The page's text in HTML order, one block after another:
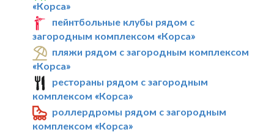
«Корса»
пейнтбольные клубы рядом с
загородным комплексом «Корса»
пляжи рядом с загородным комплексом
«Корса»
рестораны рядом с загородным
комплексом «Корса»
роллердромы рядом с загородным
комплексом «Корса»